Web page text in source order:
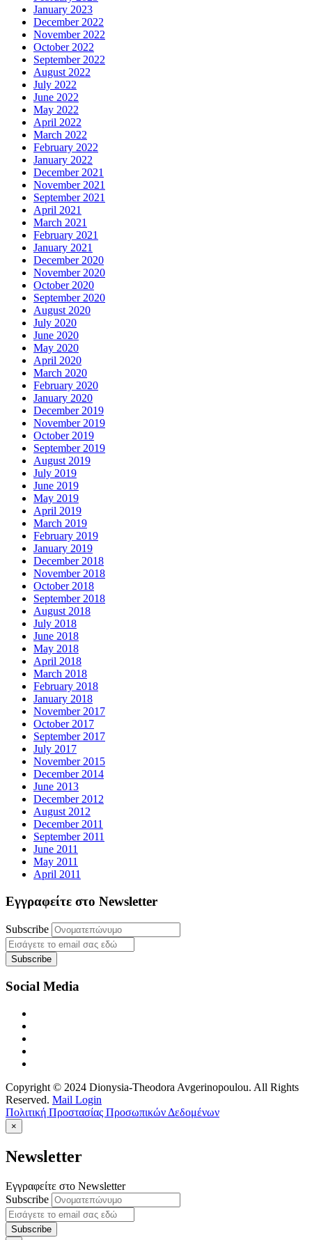
January 2023
December 2022
November 2022
October 2022
September 2022
August 2022
July 2022
June 2022
May 2022
April 2022
March 2022
February 2022
January 2022
December 2021
November 2021
September 2021
April 2021
March 2021
February 2021
January 2021
December 2020
November 2020
October 2020
September 2020
August 2020
July 2020
June 2020
May 2020
April 2020
March 2020
February 2020
January 2020
December 2019
November 2019
October 2019
September 2019
August 2019
July 2019
June 2019
May 2019
April 2019
March 2019
February 2019
January 2019
December 2018
November 2018
October 2018
September 2018
August 2018
July 2018
June 2018
May 2018
April 2018
March 2018
February 2018
January 2018
November 2017
October 2017
September 2017
July 2017
November 2015
December 2014
June 2013
December 2012
August 2012
December 2011
September 2011
June 2011
May 2011
April 2011
Εγγραφείτε στο Newsletter
Subscribe
Social Media
Copyright © 2024 Dionysia-Theodora Avgerinopoulou. All Rights
Reserved. Mail Login
Πολιτική Προστασίας Προσωπικών Δεδομένων
×
Newsletter
Εγγραφείτε στο Newsletter
Subscribe